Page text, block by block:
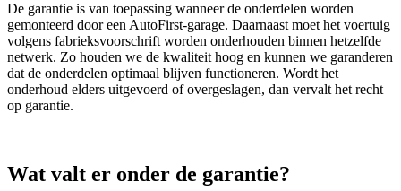
De garantie is van toepassing wanneer de onderdelen worden
gemonteerd door een AutoFirst‑garage. Daarnaast moet het voertuig
volgens fabrieksvoorschrift worden onderhouden binnen hetzelfde
netwerk. Zo houden we de kwaliteit hoog en kunnen we garanderen
dat de onderdelen optimaal blijven functioneren. Wordt het
onderhoud elders uitgevoerd of overgeslagen, dan vervalt het recht
op garantie.
Wat valt er onder de garantie?